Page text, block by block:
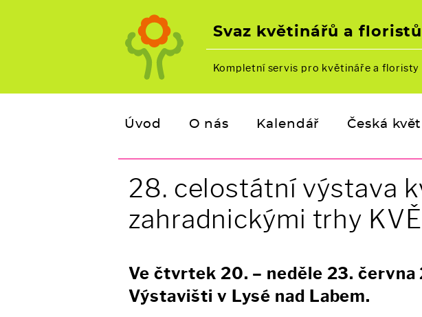
Svaz květinářů a
Kompletní servis pro květináře a floristy
Úvod O nás Kalendář Česká
28. celostátní výstava
zahradnickými trhy
Ve čtvrtek 20. – neděle 23. června
Výstavišti v Lysé nad Labem.